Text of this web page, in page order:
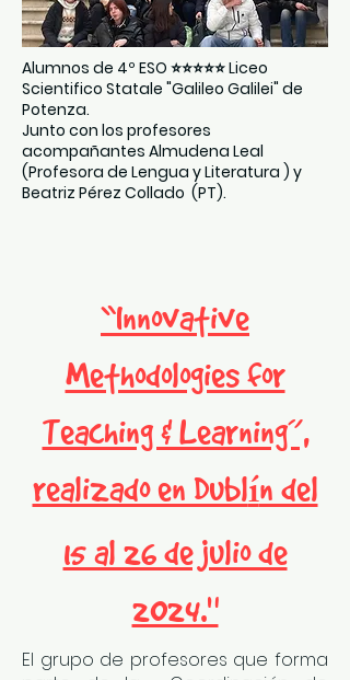
Alumnos de 4º ESO ⭐⭐⭐⭐⭐ Liceo
Scientifico Statale "Galileo Galilei" de
Potenza.
Junto con los profesores
acompañantes Almudena Leal
(Profesora de Lengua y Literatura ) y
Beatriz Pérez Collado (PT).
“Innovative
Methodologies for
Teaching & Learning”,
realizado en Dublín del
15 al 26 de julio de
2024."
El grupo de profesores que forma